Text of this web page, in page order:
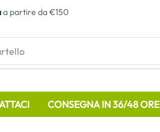
a partire da €150
CONSEGNA IN 36/48 ORE